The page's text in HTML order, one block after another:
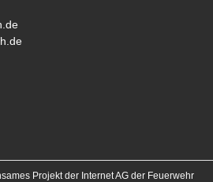
Projekt der Internet AG der Feuerwehr